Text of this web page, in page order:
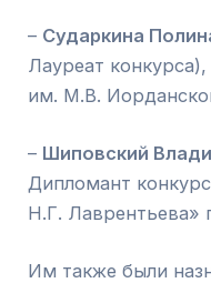
– Сударкина
Лауреат
им. М.В.
– Шиповский
Дипломант
Н.Г. Лаврентьева»
Им также были